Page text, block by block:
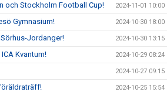
och Stockholm Football Cup! 2024-11-01 10:00
Gymnasium! 2024-10-30 18:00
Jordanger! 2024-10-30 13:15
Kvantum! 2024-10-29 08:24
2024-10-27 09:15
2024-10-25 15:54